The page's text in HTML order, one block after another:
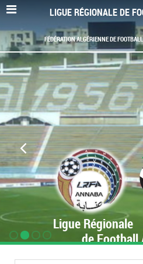
LIGUE RÉGIONALE DE
Ligue Régionale
de Football